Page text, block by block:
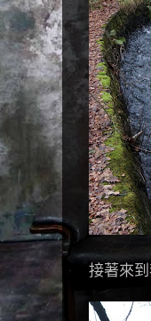
接著來